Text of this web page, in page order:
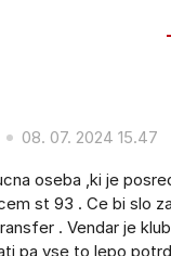
08. 07. 2024 15.47
oseba ,ki je
st 93 . Ce bi slo
. Vendar je
pa vse to lepo